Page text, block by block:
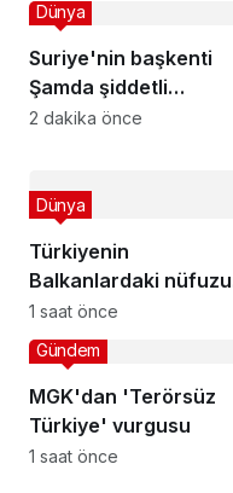
Suriye'nin başkenti
Şamda şiddetli
patlama: Ölü ve
Dünya
2 dakika önce
Türkiyenin
Balkanlardaki nüfuzu
Yunanistanda gündem
oldu
Dünya
1 saat önce
MGK'dan 'Terörsüz
Türkiye' vurgusu
Gündem
1 saat önce